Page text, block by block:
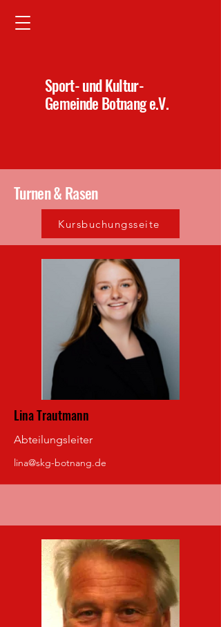
Sport- und Kultur-
Gemeinde Botnang e.V.
Turnen & Rasen
Kursbuchungsseite
Lina Trautmann
Abteilungsleiter
lina@skg-botnang.de